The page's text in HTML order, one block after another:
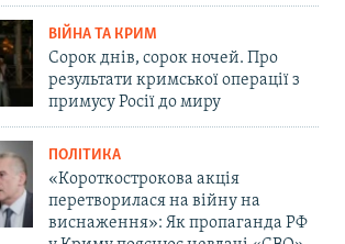
ВІЙНА ТА КРИМ
Сорок днів, сорок ночей. Про
результати кримської операції з
примусу Росії до миру
ПОЛІТИКА
«Короткострокова акція
перетворилася на війну на
виснаження»: Як пропаганда РФ